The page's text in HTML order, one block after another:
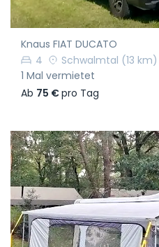
Knaus FIAT DUCATO
4
Schwalmtal (13 km)
1 Mal vermietet
Ab 75 €pro Tag